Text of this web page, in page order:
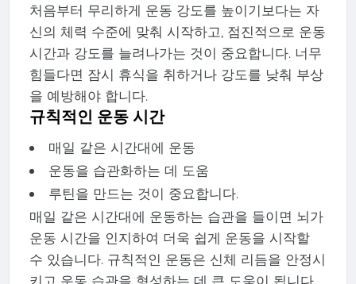
처음부터 무리하게 운동 강도를 높이기보다는 자
신의 체력 수준에 맞춰 시작하고, 점진적으로 운동
시간과 강도를 늘려나가는 것이 중요합니다. 너무
힘들다면 잠시 휴식을 취하거나 강도를 낮춰 부상
을 예방해야 합니다.
규칙적인 운동 시간
매일 같은 시간대에 운동
운동을 습관화하는 데 도움
루틴을 만드는 것이 중요합니다.
매일 같은 시간대에 운동하는 습관을 들이면 뇌가
운동 시간을 인지하여 더욱 쉽게 운동을 시작할
수 있습니다. 규칙적인 운동은 신체 리듬을 안정시
키고 운동 습관을 형성하는 데 큰 도움이 됩니다.